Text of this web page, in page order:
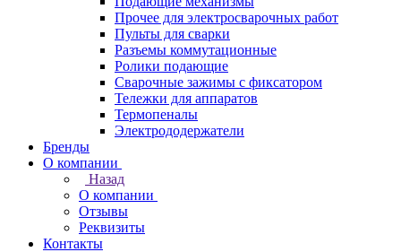
Прочее для электросварочных работ
Пульты для сварки
Разъемы коммутационные
Ролики подающие
Сварочные зажимы с фиксатором
Тележки для аппаратов
Термопеналы
Электрододержатели
Бренды
О компании
Назад
О компании
Отзывы
Реквизиты
Контакты